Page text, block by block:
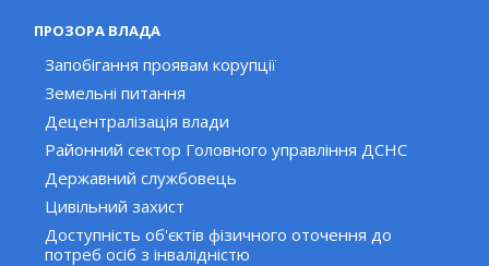
ПРОЗОРА ВЛАДА
Запобігання проявам корупції
Земельні питання
Децентралізація влади
Районний сектор Головного управління ДСНС
Державний службовець
Цивільний захист
Доступність об'єктів фізичного оточення до
потреб осіб з інвалідністю